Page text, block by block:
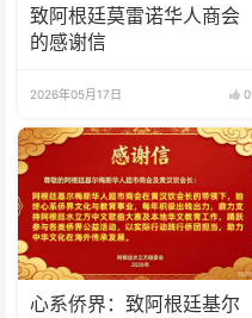
致阿根廷莫雷诺华人商会
的感谢信
2026年05月17日 0
心系侨界​：致阿根廷基尔